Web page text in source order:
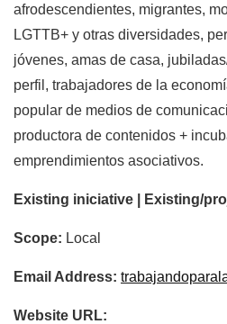
afrodescendientes, migrantes,
LGTTB+ y otras diversidades,
jóvenes, amas de casa,
perfil, trabajadores de la
popular de medios de
productora de contenidos +
emprendimientos asociativos.
Existing iniciative | Existing/
Scope: Local
Email Address:
Website URL: